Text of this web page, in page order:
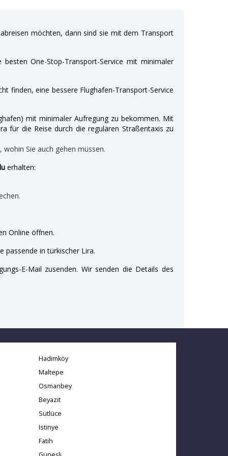
möchten, dann sind sie mit dem Transport
One-Stop-Transport-Service mit minimaler
finden, eine bessere Flughafen-Transport-Service
mit minimaler Aufregung zu bekommen. Mit
für die Reise durch die regulären Straßentaxis zu
Sie auch gehen müssen.
erhalten:
Online öffnen.
passende in türkischer Lira.
E-Mail zusenden. Wir senden die Details des
Hadimköy
Maltepe
Osmanbey
Beyazit
Sütlüce
Istinye
Fatih